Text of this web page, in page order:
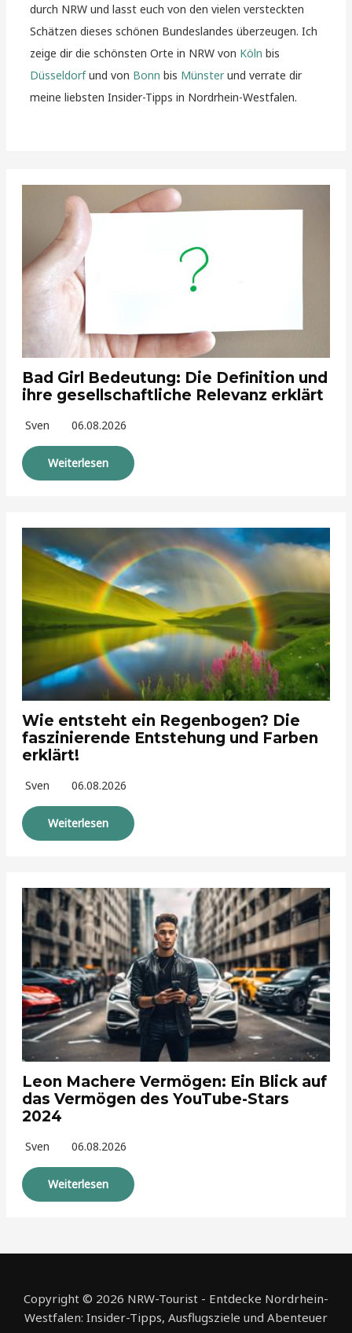
durch NRW und lasst euch von den vielen versteckten
Schätzen dieses schönen Bundeslandes überzeugen. Ich
zeige dir die schönsten Orte in NRW von Köln bis
Düsseldorfund von Bonn bis Münsterund verrate dir
meine liebsten Insider-Tipps in Nordrhein-Westfalen.
Bad Girl Bedeutung: Die Definition und
ihre gesellschaftliche Relevanz erklärt
Sven 06.08.2026
Weiterlesen
Wie entsteht ein Regenbogen? Die
faszinierende Entstehung und Farben
erklärt!
Sven 06.08.2026
Weiterlesen
Leon Machere Vermögen: Ein Blick auf
das Vermögen des YouTube-Stars
2024
Sven 06.08.2026
Weiterlesen
Copyright © 2026 NRW-Tourist - Entdecke Nordrhein-
Westfalen: Insider-Tipps, Ausflugsziele und Abenteuer